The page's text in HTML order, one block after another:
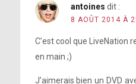
antoines dit :
8 AOÛT 2014 À
C’est cool que LiveNation
en main ;)
J’aimerais bien un DVD